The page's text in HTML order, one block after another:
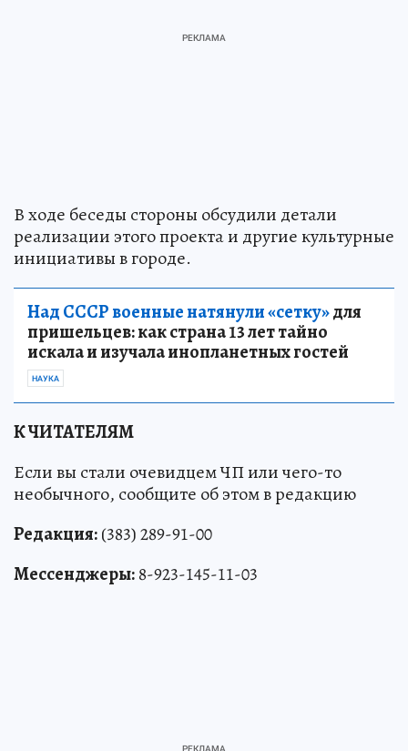
В ходе беседы стороны обсудили детали
реализации этого проекта и другие культурные
инициативы в городе.
Над СССР военные натянули «сетку»для
пришельцев: как страна 13 лет тайно
искала и изучала инопланетных гостей
НАУКА
К ЧИТАТЕЛЯМ
Если вы стали очевидцем ЧП или чего-то
необычного, сообщите об этом в редакцию
Редакция:(383) 289-91-00
Мессенджеры:8-923-145-11-03